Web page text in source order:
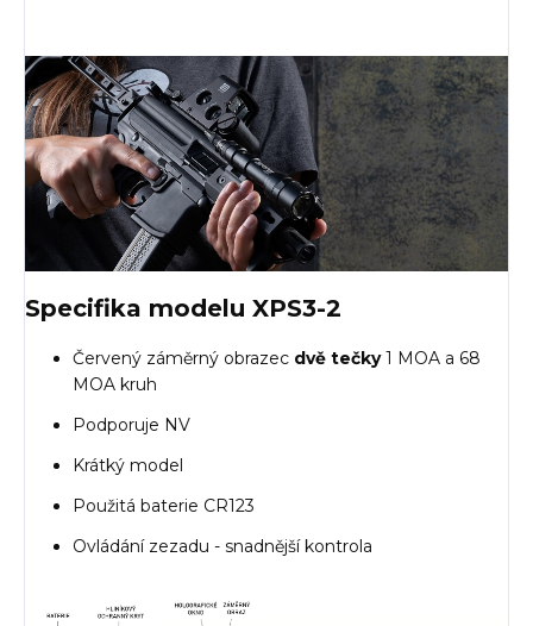
Specifika modelu XPS3-2
Červený záměrný obrazec dvě tečky1 MOA a 68
MOA kruh
Podporuje NV
Krátký model
Použitá baterie CR123
Ovládání zezadu - snadnější kontrola